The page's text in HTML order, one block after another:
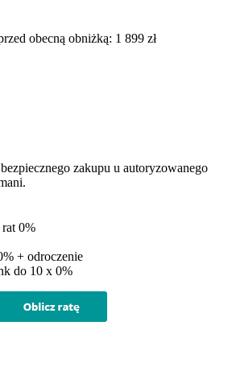
obecną obniżką: 1 899 zł
zakupu u autoryzowanego
0%
+ odroczenie
do 10 x 0%